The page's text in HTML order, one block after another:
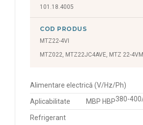
101.18.4005
COD PRODUS
MTZ22-4VI
MTZ022, MTZ22JC4AVE, MTZ 22-4VM
Alimentare electrică (V/Hz/Ph)
380-
Aplicabilitate MBP HBP
Refrigerant